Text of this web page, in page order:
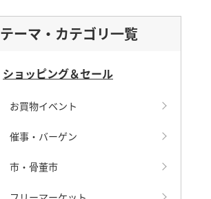
テーマ・カテゴリ一覧
ショッピング＆セール
お買物イベント
催事・バーゲン
市・骨董市